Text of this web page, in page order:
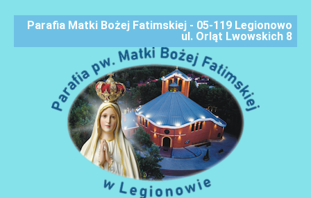
Parafia Matki Bożej Fatimskiej - 05-119 Legionowo
ul. Orląt Lwowskich 8